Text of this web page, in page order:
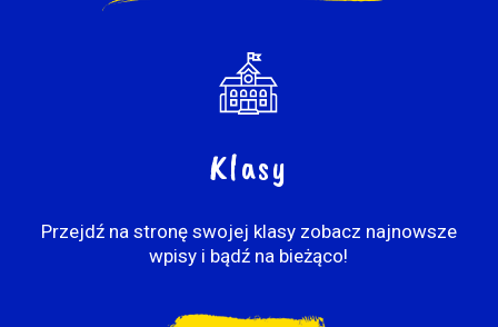
Klasy
Przejdź na stronę swojej klasy zobacz najnowsze
wpisy i bądź na bieżąco!